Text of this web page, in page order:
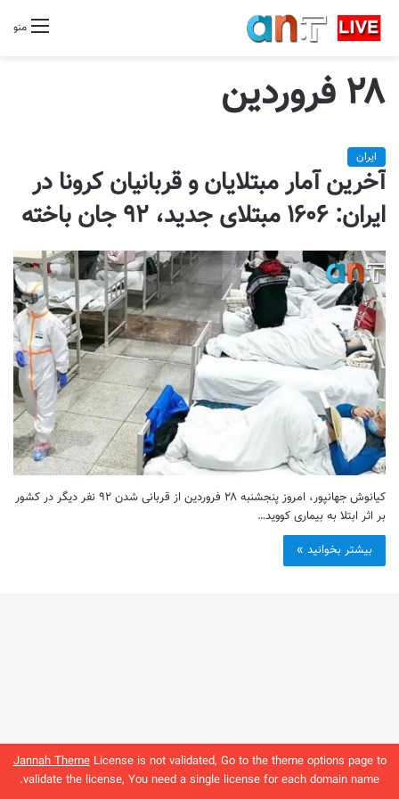
Jannah ThemeLicense is not validated, Go to the theme options page to
validate the license, You need a single license for each domain name.
منو
۲۸ فروردین
ایران
آخرین آمار مبتلایان و قربانیان کرونا در
ایران: ۱۶۰۶ مبتلای جدید، ۹۲ جان باخته
کیانوش جهانپور، امروز پنجشنبه ۲۸ فروردین از قربانی‌ شدن ۹۲ نفر دیگر در کشور
بر اثر ابتلا به بیماری کووید…
بیشتر بخوانید »